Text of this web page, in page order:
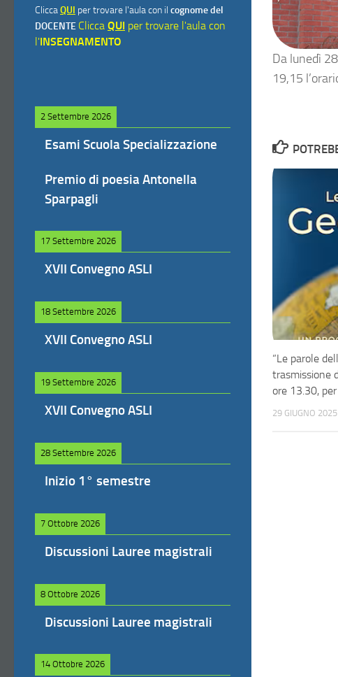
Da lunedì
19,15
“Le parole
trasmissione
ore 13.30,
29 GIUGNO 2025
CliccaQUI per trovare l'aula con il cognome del
DOCENTE Clicca QUI per trovare l'aula con
l'INSEGNAMENTO
2 Settembre 2026
Esami Scuola Specializzazione
Premio di poesia Antonella
Sparpagli
17 Settembre 2026
XVII Convegno ASLI
18 Settembre 2026
XVII Convegno ASLI
19 Settembre 2026
XVII Convegno ASLI
28 Settembre 2026
Inizio 1° semestre
7 Ottobre 2026
Discussioni Lauree magistrali
8 Ottobre 2026
Discussioni Lauree magistrali
14 Ottobre 2026